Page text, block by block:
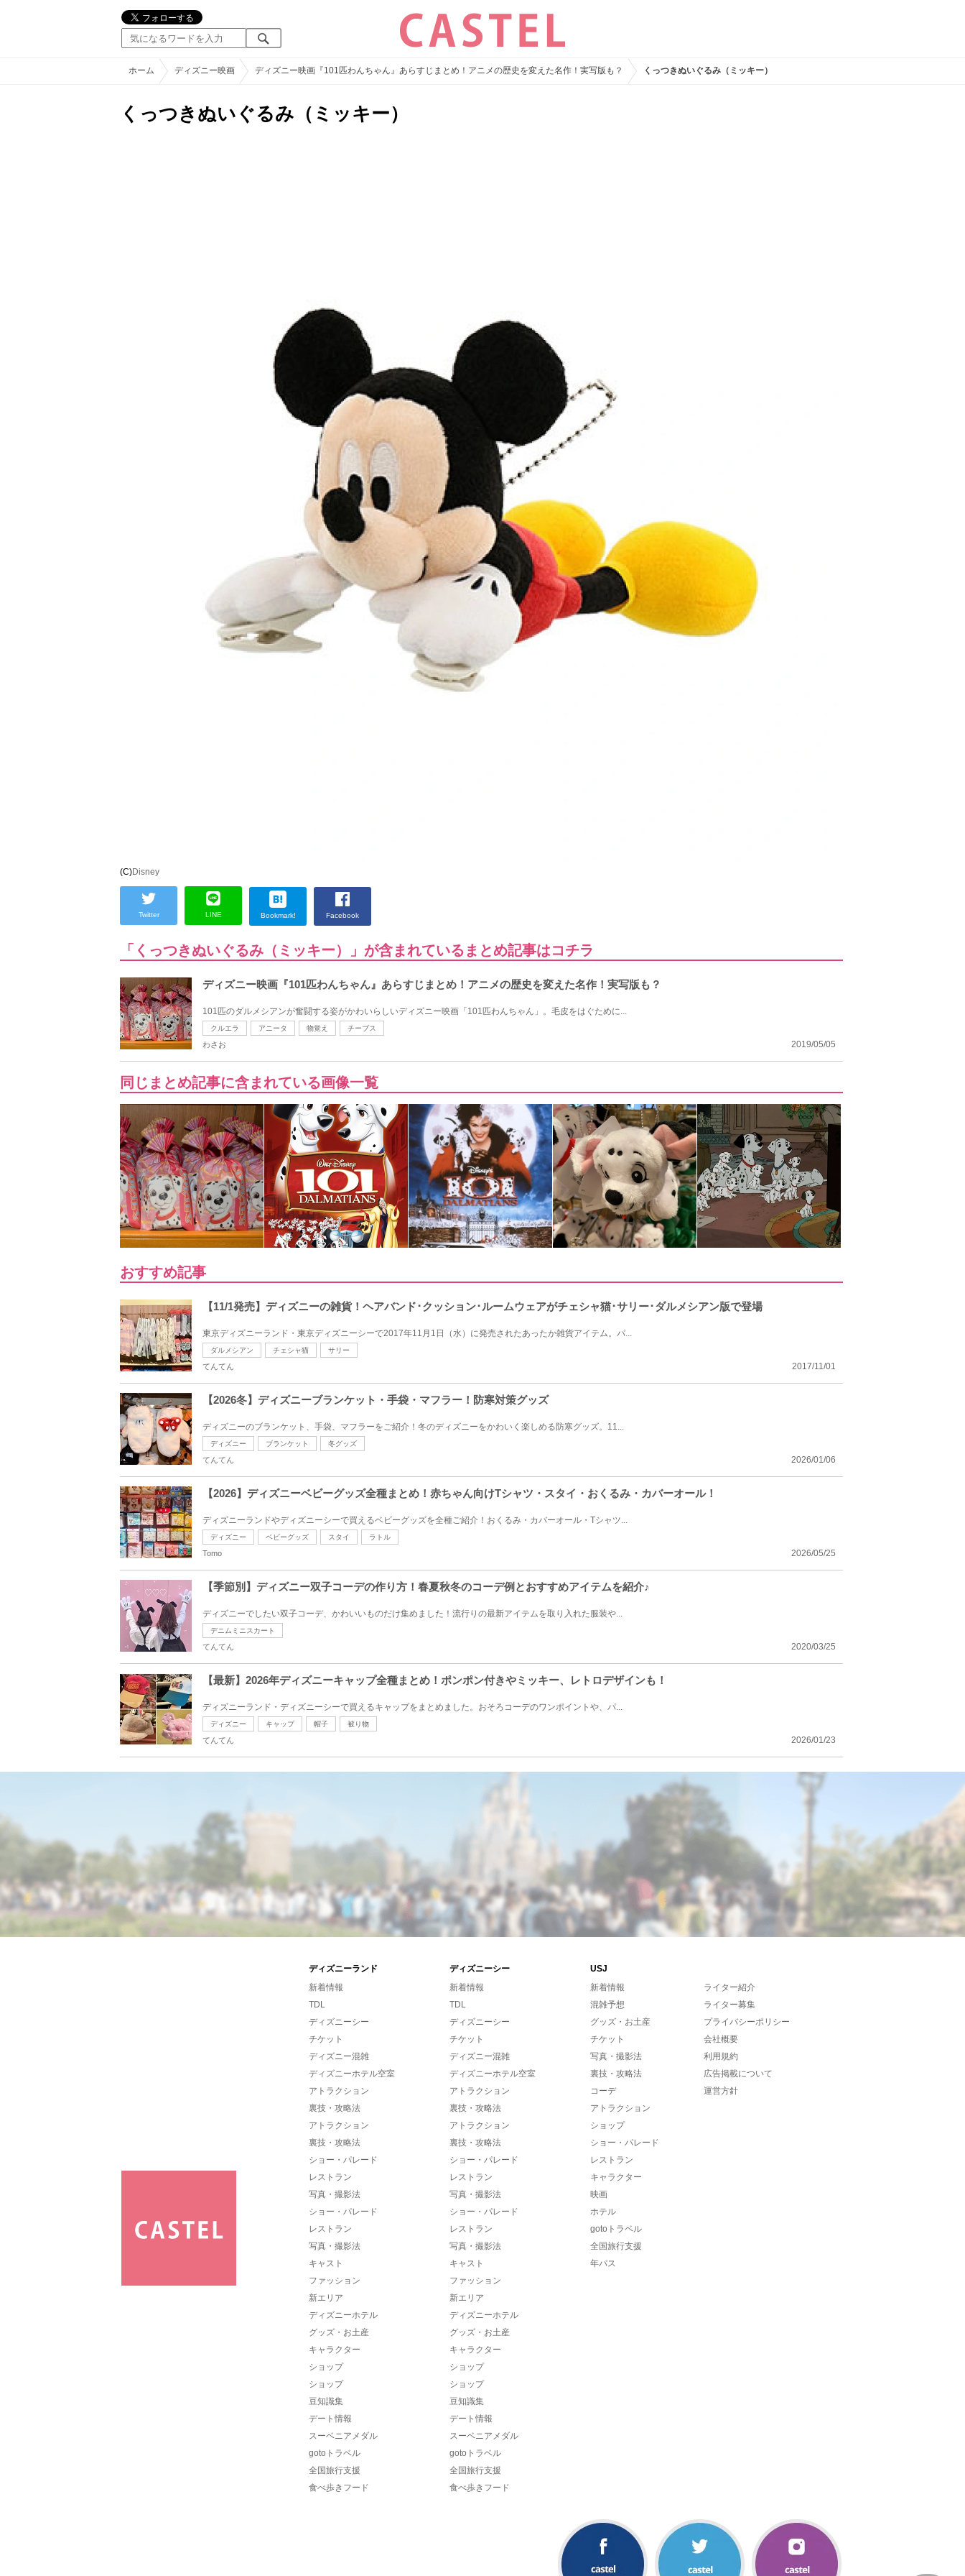
ホーム ディズニー映画 ディズニー映画『101匹わんちゃん』あらすじまとめ！アニメの歴史を変えた名作！実写版も？ くっつきぬいぐるみ（ミッキー）
くっつきぬいぐるみ（ミッキー）
(C)Disney
Twitter LINE Bookmark! Facebook
「くっつきぬいぐるみ（ミッキー）」が含まれているまとめ記事はコチラ
ディズニー映画『101匹わんちゃん』あらすじまとめ！アニメの歴史を変えた名作！実写版も？
101匹のダルメシアンが奮闘する姿がかわいらしいディズニー映画「101匹わんちゃん」。毛皮をはぐために...
クルエラ アニータ 物覚え チーブス
2019/05/05
わさお
同じまとめ記事に含まれている画像一覧
おすすめ記事
【11/1発売】ディズニーの雑貨！ヘアバンド･クッション･ルームウェアがチェシャ猫･サリー･ダルメシアン版で登場
東京ディズニーランド・東京ディズニーシーで2017年11月1日（水）に発売されたあったか雑貨アイテム。パ...
ダルメシアン チェシャ猫 サリー
2017/11/01
てんてん
【2026冬】ディズニーブランケット・手袋・マフラー！防寒対策グッズ
ディズニーのブランケット、手袋、マフラーをご紹介！冬のディズニーをかわいく楽しめる防寒グッズ。11...
ディズニー ブランケット 冬グッズ
2026/01/06
てんてん
【2026】ディズニーベビーグッズ全種まとめ！赤ちゃん向けTシャツ・スタイ・おくるみ・カバーオール！
ディズニーランドやディズニーシーで買えるベビーグッズを全種ご紹介！おくるみ・カバーオール・Tシャツ...
ディズニー ベビーグッズ スタイ ラトル
2026/05/25
Tomo
【季節別】ディズニー双子コーデの作り方！春夏秋冬のコーデ例とおすすめアイテムを紹介♪
ディズニーでしたい双子コーデ、かわいいものだけ集めました！流行りの最新アイテムを取り入れた服装や...
デニムミニスカート
2020/03/25
てんてん
【最新】2026年ディズニーキャップ全種まとめ！ポンポン付きやミッキー、レトロデザインも！
ディズニーランド・ディズニーシーで買えるキャップをまとめました。おそろコーデのワンポイントや、パ...
ディズニー キャップ 帽子 被り物
2026/01/23
てんてん
ディズニーランド ディズニーシー
USJ
新着情報
TDL
ディズニーシー
チケット
ディズニー混雑
ディズニーホテル空室
アトラクション
裏技・攻略法
アトラクション
裏技・攻略法
ショー・パレード
レストラン
写真・撮影法
ショー・パレード
レストラン
写真・撮影法
キャスト
ファッション
新エリア
ディズニーホテル
グッズ・お土産
キャラクター
ショップ
ショップ
豆知識集
デート情報
スーベニアメダル
gotoトラベル
全国旅行支援
食べ歩きフード
新着情報
TDL
ディズニーシー
チケット
ディズニー混雑
ディズニーホテル空室
アトラクション
裏技・攻略法
アトラクション
裏技・攻略法
ショー・パレード
レストラン
写真・撮影法
ショー・パレード
レストラン
写真・撮影法
キャスト
ファッション
新エリア
ディズニーホテル
グッズ・お土産
キャラクター
ショップ
ショップ
豆知識集
デート情報
スーベニアメダル
gotoトラベル
全国旅行支援
食べ歩きフード
新着情報
混雑予想
グッズ・お土産
チケット
写真・撮影法
裏技・攻略法
コーデ
アトラクション
ショップ
ショー・パレード
レストラン
キャラクター
映画
ホテル
gotoトラベル
全国旅行支援
年パス
ライター紹介
ライター募集
プライバシーポリシー
会社概要
利用規約
広告掲載について
運営方針